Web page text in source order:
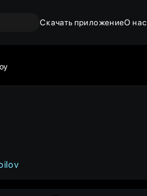
Скачать приложениеО нас